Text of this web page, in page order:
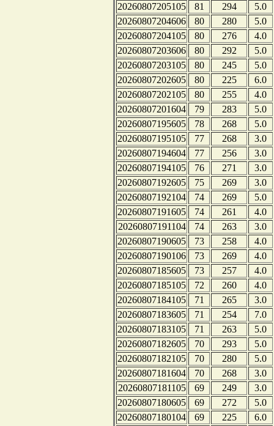
20260807205105
81 294
5.0
20260807204606
80 280
5.0
20260807204105
80 276
4.0
20260807203606
80 292
5.0
20260807203105
80 245
5.0
20260807202605
80 225
6.0
20260807202105
80 255
4.0
20260807201604
79 283
5.0
20260807195605
78 268
5.0
20260807195105
77 268
3.0
20260807194604
77 256
3.0
20260807194105
76 271
3.0
20260807192605
75 269
3.0
20260807192104
74 269
5.0
20260807191605
74 261
4.0
20260807191104
74 263
3.0
20260807190605
73 258
4.0
20260807190106
73 269
4.0
20260807185605
73 257
4.0
20260807185105
72 260
4.0
20260807184105
71 265
3.0
20260807183605
71 254
7.0
20260807183105
71 263
5.0
20260807182605
70 293
5.0
20260807182105
70 280
5.0
20260807181604
70 268
3.0
20260807181105
69 249
3.0
20260807180605
69 272
5.0
20260807180104
69 225
6.0